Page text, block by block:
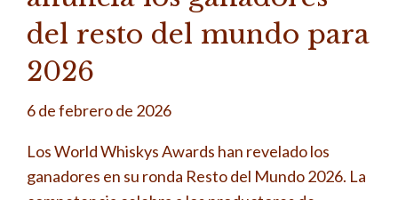
del resto del mundo para
2026
6 de febrero de 2026
Los World Whiskys Awards han revelado los
ganadores en su ronda Resto del Mundo 2026. La